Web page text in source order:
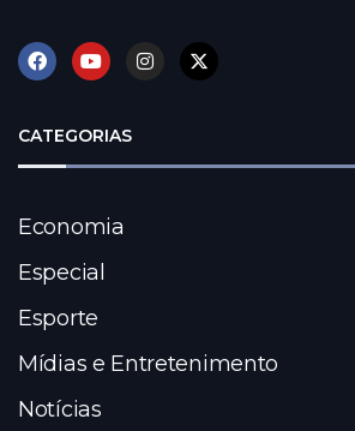
CATEGORIAS
Economia
Especial
Esporte
Mídias e Entretenimento
Notícias